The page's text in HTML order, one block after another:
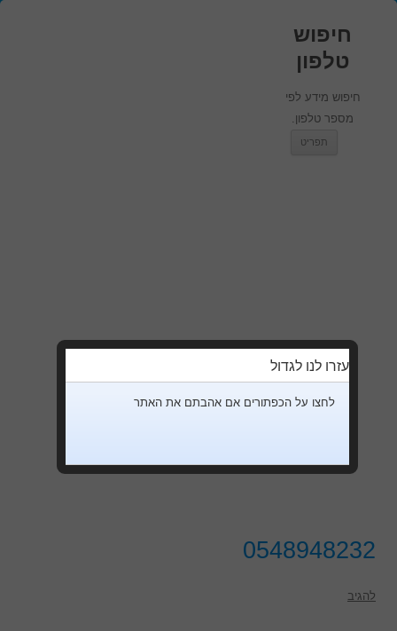
חיפוש
טלפון
חיפוש מידע לפי
מספר טלפון.
תפריט
0548948232
להגיב
עזרו לנו לגדול
לחצו על הכפתורים אם אהבתם את האתר